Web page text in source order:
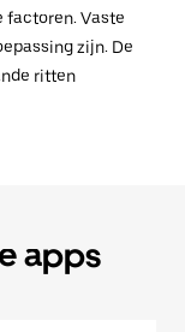
factoren. Vaste
zijn. De
ritten
apps